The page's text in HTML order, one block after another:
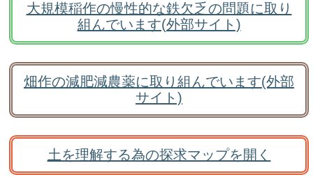
大規模稲作の慢性的な鉄欠乏の問題に取り
組んでいます(外部サイト)
畑作の減肥減農薬に取り組んでいます(外部
サイト)
土を理解する為の探求マップを開く